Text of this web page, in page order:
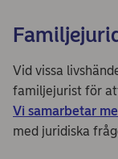
Vid vissa
familjejurist för
Vi samarbetar
med juridiska